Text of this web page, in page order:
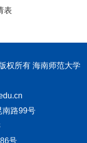
表
权所有 海南师范大学
南路99号
号